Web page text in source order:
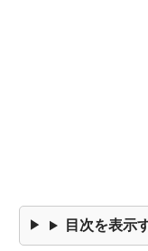
目次を表示